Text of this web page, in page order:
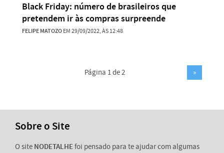
Black Friday: número de brasileiros que
pretendem ir às compras surpreende
FELIPE MATOZOEM 29/09/2022, ÀS 12:48
Página 1 de 2 »
Sobre o Site
O site NODETALHEfoi pensado para te ajudar com algumas